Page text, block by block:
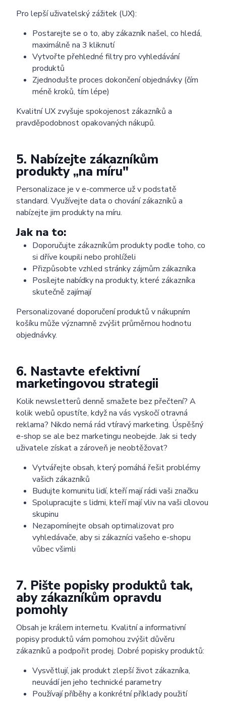
Pro lepší uživatelský zážitek (UX):
Postarejte se o to, aby zákazník našel, co hledá,
maximálně na 3 kliknutí
Vytvořte přehledné filtry pro vyhledávání
produktů
Zjednodušte proces dokončení objednávky (čím
méně kroků, tím lépe)
Kvalitní UX zvyšuje spokojenost zákazníků a
pravděpodobnost opakovaných nákupů.
5. Nabízejte zákazníkům
produkty „na míru"
Personalizace je v e-commerce už v podstatě
standard. Využívejte data o chování zákazníků a
nabízejte jim produkty na míru.
Jak na to:
Doporučujte zákazníkům produkty podle toho, co
si dříve koupili nebo prohlíželi
Přizpůsobte vzhled stránky zájmům zákazníka
Posílejte nabídky na produkty, které zákazníka
skutečně zajímají
Personalizované doporučení produktů v nákupním
košíku může významně zvýšit průměrnou hodnotu
objednávky.
6. Nastavte efektivní
marketingovou strategii
Kolik newsletterů denně smažete bez přečtení? A
kolik webů opustíte, když na vás vyskočí otravná
reklama? Nikdo nemá rád vtíravý marketing. Úspěšný
e-shop se ale bez marketingu neobejde. Jak si tedy
uživatele získat a zároveň je neobtěžovat?
Vytvářejte obsah, který pomáhá řešit problémy
vašich zákazníků
Budujte komunitu lidí, kteří mají rádi vaši značku
Spolupracujte s lidmi, kteří mají vliv na vaši cílovou
skupinu
Nezapomínejte obsah optimalizovat pro
vyhledávače, aby si zákazníci vašeho e-shopu
vůbec všimli
7. Pište popisky produktů tak,
aby zákazníkům opravdu
pomohly
Obsah je králem internetu. Kvalitní a informativní
popisy produktů vám pomohou zvýšit důvěru
zákazníků a podpořit prodej. Dobré popisky produktů:
Vysvětlují, jak produkt zlepší život zákazníka,
neuvádí jen jeho technické parametry
Používají příběhy a konkrétní příklady použití